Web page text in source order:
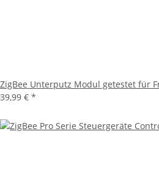
ZigBee Unterputz Modul getestet für
39,99 € *